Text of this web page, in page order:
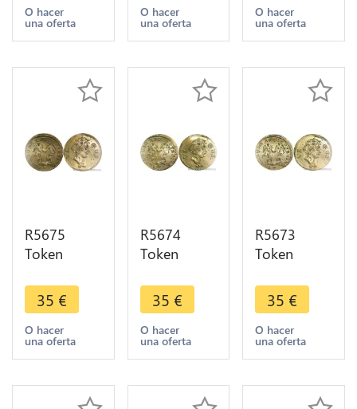
Nuremberg
Johann
UNC -
O hacer
una oferta
Nuremberg
Johann
UNC -
O hacer
una oferta
Nuremberg
Johann
UNC -
O hacer
una oferta
R5675
Token
Rechenpfennig
Venus
Nuremberg
Johann
UNC -
35 €
O hacer
una oferta
R5674
Token
Rechenpfennig
Venus
Nuremberg
Johann
UNC -
35 €
O hacer
una oferta
R5673
Token
Rechenpfennig
Venus
Nuremberg
Johann
UNC -
35 €
O hacer
una oferta